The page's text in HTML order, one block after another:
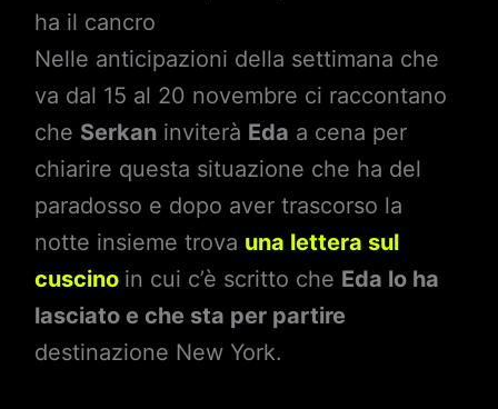
ha il cancro
Nelle anticipazioni della settimana che
va dal 15 al 20 novembre ci raccontano
che Serkaninviterà Eda a cena per
chiarire questa situazione che ha del
paradosso e dopo aver trascorso la
notte insieme trova una lettera sul
cuscino in cui c’è scritto che Eda lo ha
lasciato e che sta per partire
destinazione New York.